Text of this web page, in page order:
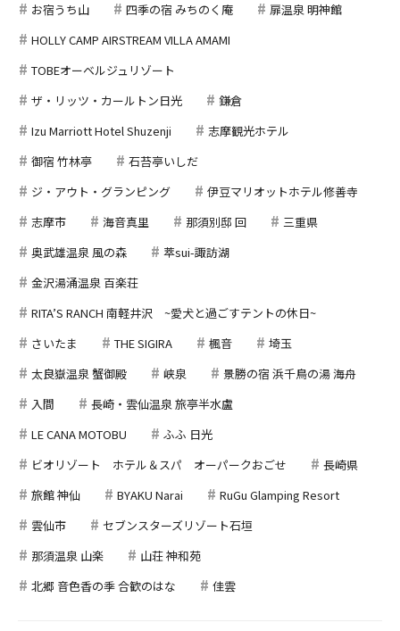
お宿うち山
四季の宿 みちのく庵
扉温泉 明神館
HOLLY CAMP AIRSTREAM VILLA AMAMI
TOBEオーベルジュリゾート
ザ・リッツ・カールトン日光
鎌倉
Izu Marriott Hotel Shuzenji
志摩観光ホテル
御宿 竹林亭
石苔亭いしだ
ジ・アウト・グランピング
伊豆マリオットホテル修善寺
志摩市
海音真里 那須別邸 回
三重県
奥武雄温泉 風の森
萃sui-諏訪湖
金沢湯涌温泉 百楽荘
RITA’S RANCH 南軽井沢 ~愛犬と過ごすテントの休日~
さいたま
THE SIGIRA 楓音
埼玉
太良嶽温泉 蟹御殿
峡泉
景勝の宿 浜千鳥の湯 海舟
入間
長崎・雲仙温泉 旅亭半水盧
LE CANA MOTOBU
ふふ 日光
ビオリゾート ホテル＆スパ オーパークおごせ
長崎県
旅館 神仙
BYAKU Narai
RuGu Glamping Resort
雲仙市
セブンスターズリゾート石垣
那須温泉 山楽
山荘 神和苑
北郷 音色香の季 合歓のはな
佳雲